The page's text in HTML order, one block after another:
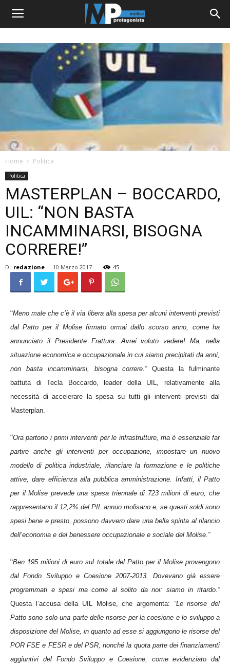
Home Politica
Politica
MASTERPLAN – BOCCARDO,
UIL: “NON BASTA
INCAMMINARSI, BISOGNA
CORRERE!”
Di redazione - 10 Marzo 2017 45
“Meno male che c’è il via libera alla spesa per alcuni interventi previsti
dal Patto per il Molise firmato ormai dallo scorso anno, come ha
annunciato il Presidente Frattura. Avrei voluto vedere! Ma, nella
situazione economica e occupazionale in cui siamo precipitati da anni,
non basta incamminarsi, bisogna correre.”Questa la fulminante
battuta di Tecla Boccardo, leader della UIL, relativamente alla
necessità di accelerare la spesa su tutti gli interventi previsti dal
Masterplan.
“Ora partono i primi interventi per le infrastrutture, ma è essenziale far
partire anche gli interventi per occupazione, impostare un nuovo
modello di politica industriale, rilanciare la formazione e le politiche
attive, dare efficienza alla pubblica amministrazione. Infatti, il Patto
per il Molise prevede una spesa triennale di 723 milioni di euro, che
rappresentano il 12,2% del PIL annuo molisano e, se questi soldi sono
spesi bene e presto, possono davvero dare una bella spinta al rilancio
dell’economia e del benessere occupazionale e sociale del Molise.”
“Ben 195 milioni di euro sul totale del Patto per il Molise provengono
dal Fondo Sviluppo e Coesione 2007-2013. Dovevano già essere
programmati e spesi ma come al solito da noi: siamo in ritardo.”
Questa l’accusa della UIL Molise, che argomenta: “Le risorse del
Patto sono solo una parte delle risorse per la coesione e lo sviluppo a
disposizione del Molise, in quanto ad esse si aggiungono le risorse del
POR FSE e FESR e del PSR, nonché la quota parte dei finanziamenti
aggiuntivi del Fondo Sviluppo e Coesione, come evidenziato dal